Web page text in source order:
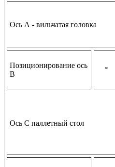
Ось А - вильчатая головка
Позиционирование ось
В
°
Ось С паллетный стол